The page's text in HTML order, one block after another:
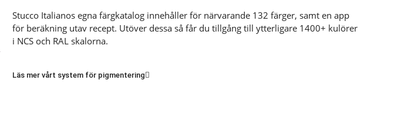
Stucco Italianos egna färgkatalog innehåller för närvarande 132 färger, samt en app
för beräkning utav recept. Utöver dessa så får du tillgång till ytterligare 1400+ kulörer
i NCS och RAL skalorna.
Läs mer vårt system för pigmentering